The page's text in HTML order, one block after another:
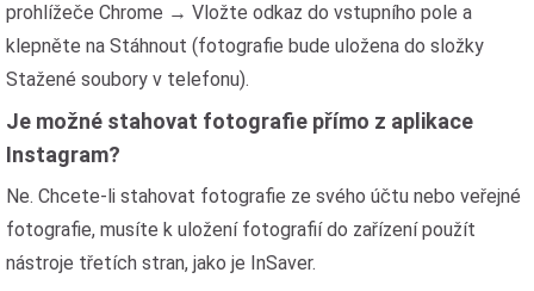
prohlížeče Chrome → Vložte odkaz do vstupního pole a
klepněte na Stáhnout (fotografie bude uložena do složky
Stažené soubory v telefonu).
Je možné stahovat fotografie přímo z aplikace
Instagram?
Ne. Chcete-li stahovat fotografie ze svého účtu nebo veřejné
fotografie, musíte k uložení fotografií do zařízení použít
nástroje třetích stran, jako je InSaver.